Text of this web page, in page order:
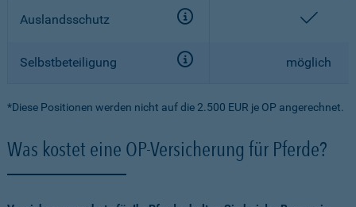
Auslandsschutz
Selbstbeteiligung möglich
*Diese Positionen werden nicht auf die 2.500 EUR je OP angerechnet.
Was kostet eine OP-Versicherung für Pferde?